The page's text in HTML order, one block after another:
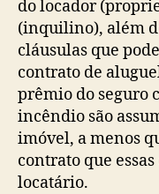
do locador
(inquilino), além
cláusulas que
contrato de
prêmio do seguro
incêndio são
imóvel, a menos
contrato que
locatário.